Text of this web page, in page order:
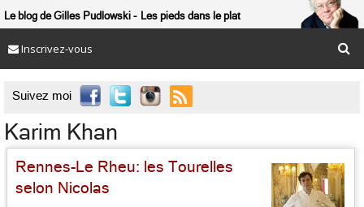
Le blog de Gilles Pudlowski Les pieds dans le plat
Inscrivez-vous
Suivez moi 
Karim Khan
Rennes-Le Rheu: les Tourelles
selon Nicolas